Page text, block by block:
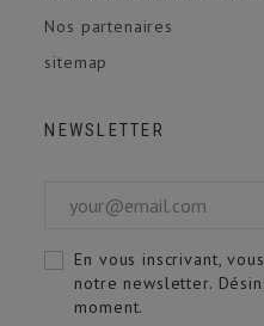
Nos partenaires
sitemap
NEWSLETTER
En vous inscrivant,
notre newsletter.
moment.